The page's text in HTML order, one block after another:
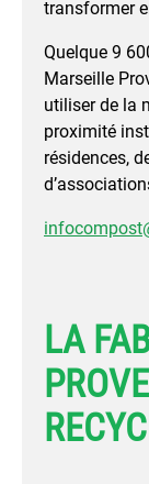
transformer
Quelque 9
Marseille
utiliser de la
proximité
résidences,
LA